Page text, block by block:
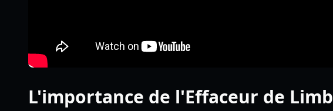
L'importance de l'Effaceur de Limb